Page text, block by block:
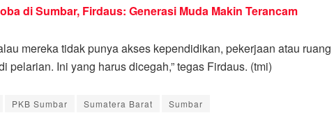
di Sumbar, Firdaus: Generasi Muda Makin Terancam
mereka tidak punya akses kependidikan, pekerjaan atau ruang
pelarian. Ini yang harus dicegah,” tegas Firdaus. (tmi)
PKB Sumbar Sumatera Barat Sumbar